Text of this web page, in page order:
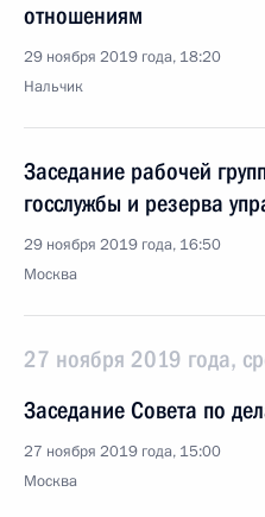
отношениям
29 ноября 2019 года, 18:20
Нальчик
Заседание рабочей
госслужбы и резерва
29 ноября 2019 года, 16:50
Москва
27 ноября 2019 года,
Заседание Совета по
27 ноября 2019 года, 15:00
Москва